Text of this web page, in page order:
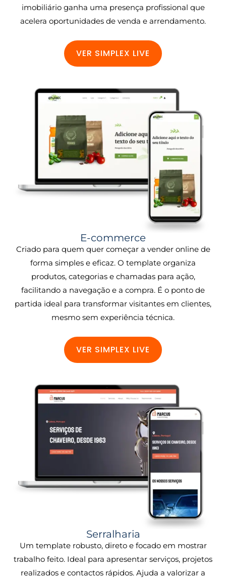
imobiliário ganha uma presença profissional que
acelera oportunidades de venda e arrendamento.
VER SIMPLEX LIVE
E-commerce
Criado para quem quer começar a vender online de
forma simples e eficaz. O template organiza
produtos, categorias e chamadas para ação,
facilitando a navegação e a compra. É o ponto de
partida ideal para transformar visitantes em clientes,
mesmo sem experiência técnica.
VER SIMPLEX LIVE
Serralharia
Um template robusto, direto e focado em mostrar
trabalho feito. Ideal para apresentar serviços, projetos
realizados e contactos rápidos. Ajuda a valorizar a